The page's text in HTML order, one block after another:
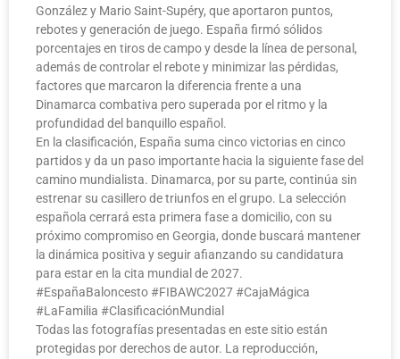
González y Mario Saint-Supéry, que aportaron puntos,
rebotes y generación de juego. España firmó sólidos
porcentajes en tiros de campo y desde la línea de personal,
además de controlar el rebote y minimizar las pérdidas,
factores que marcaron la diferencia frente a una
Dinamarca combativa pero superada por el ritmo y la
profundidad del banquillo español.
En la clasificación, España suma cinco victorias en cinco
partidos y da un paso importante hacia la siguiente fase del
camino mundialista. Dinamarca, por su parte, continúa sin
estrenar su casillero de triunfos en el grupo. La selección
española cerrará esta primera fase a domicilio, con su
próximo compromiso en Georgia, donde buscará mantener
la dinámica positiva y seguir afianzando su candidatura
para estar en la cita mundial de 2027.
#EspañaBaloncesto #FIBAWC2027 #CajaMágica
#LaFamilia #ClasificaciónMundial
Todas las fotografías presentadas en este sitio están
protegidas por derechos de autor. La reproducción,